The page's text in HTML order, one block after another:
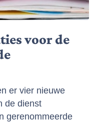
voor de
er vier nieuwe
de dienst
gerenommeerde